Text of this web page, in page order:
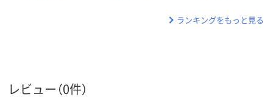
ランキングをもっと見る
レビュー（0件）